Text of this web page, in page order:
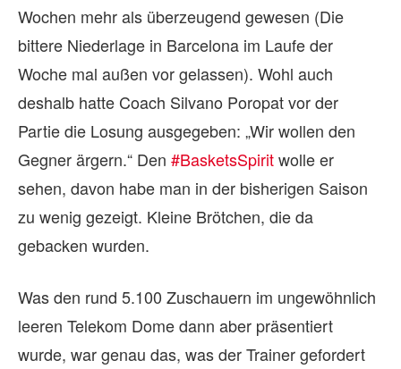
Wochen mehr als überzeugend gewesen (Die
bittere Niederlage in Barcelona im Laufe der
Woche mal außen vor gelassen). Wohl auch
deshalb hatte Coach Silvano Poropat vor der
Partie die Losung ausgegeben: „Wir wollen den
Gegner ärgern.“ Den #BasketsSpiritwolle er
sehen, davon habe man in der bisherigen Saison
zu wenig gezeigt. Kleine Brötchen, die da
gebacken wurden.
Was den rund 5.100 Zuschauern im ungewöhnlich
leeren Telekom Dome dann aber präsentiert
wurde, war genau das, was der Trainer gefordert